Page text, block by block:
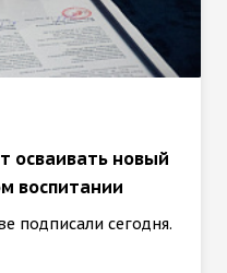
осваивать новый
воспитании
подписали сегодня.